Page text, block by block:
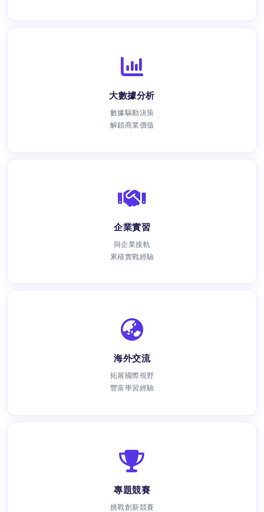
大數據分析
數據驅動決策
解鎖商業價值
企業實習
與企業接軌
累積實戰經驗
海外交流
拓展國際視野
豐富學習經驗
專題競賽
挑戰創新競賽